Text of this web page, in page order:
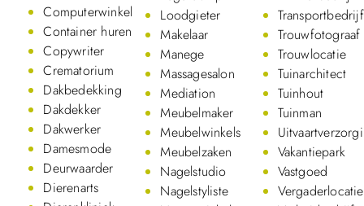
Computerwinkel
Container huren
Copywriter
Crematorium
Dakbedekking
Dakdekker
Dakwerker
Damesmode
Deurwaarder
Dierenarts
Loodgieter
Makelaar
Manege
Massagesalon
Mediation
Meubelmaker
Meubelwinkels
Meubelzaken
Nagelstudio
Nagelstyliste
Transportbedrijf
Trouwfotograaf
Trouwlocatie
Tuinarchitect
Tuinhout
Tuinman
Vakantiepark
Vastgoed
Vergaderlocatie